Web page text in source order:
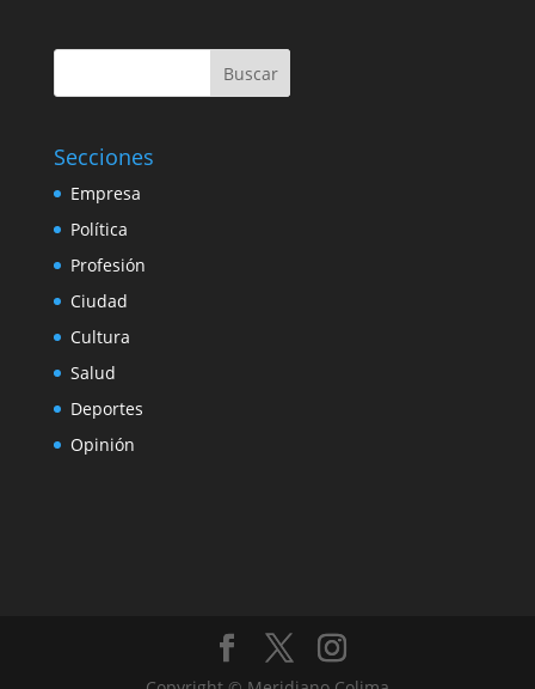
Buscar
Secciones
Empresa
Política
Profesión
Ciudad
Cultura
Salud
Deportes
Opinión